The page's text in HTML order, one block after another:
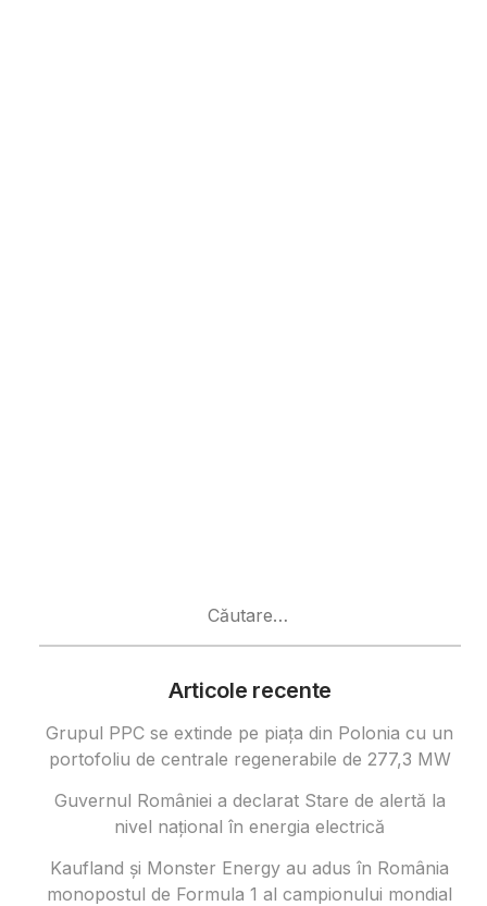
Articole recente
Grupul PPC se extinde pe piața din Polonia cu un
portofoliu de centrale regenerabile de 277,3 MW
Guvernul României a declarat Stare de alertă la
nivel național în energia electrică
Kaufland și Monster Energy au adus în România
monopostul de Formula 1 al campionului mondial